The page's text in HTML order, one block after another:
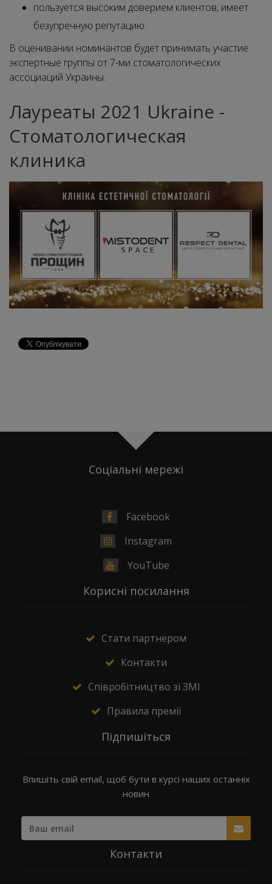
пользуется высоким доверием клиентов, имеет
безупречную репутацию.
В оценивании номинантов будет принимать участие
экспертные группы от 7-ми стоматологических
ассоциаций Украины.
Лауреаты 2021 Ukraine -
Стоматологическая
клиника
Соціальні мережі
Facebook
Instagram
YouTube
Корисні посилання
Стати партнером
Контакти
Співробітництво зі ЗМІ
Правила премії
Підпишіться
Впишіть свій email, щоб бути в курсі наших останніх
новин
Контакти